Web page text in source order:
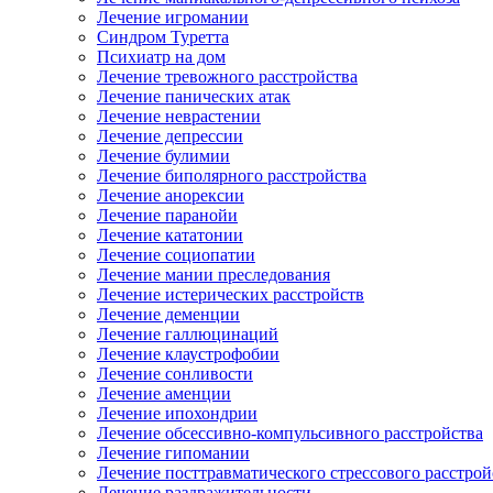
Лечение игромании
Синдром Туретта
Психиатр на дом
Лечение тревожного расстройства
Лечение панических атак
Лечение неврастении
Лечение депрессии
Лечение булимии
Лечение биполярного расстройства
Лечение анорексии
Лечение паранойи
Лечение кататонии
Лечение социопатии
Лечение мании преследования
Лечение истерических расстройств
Лечение деменции
Лечение галлюцинаций
Лечение клаустрофобии
Лечение сонливости
Лечение аменции
Лечение ипохондрии
Лечение обсессивно-компульсивного расстройства
Лечение гипомании
Лечение посттравматического стрессового